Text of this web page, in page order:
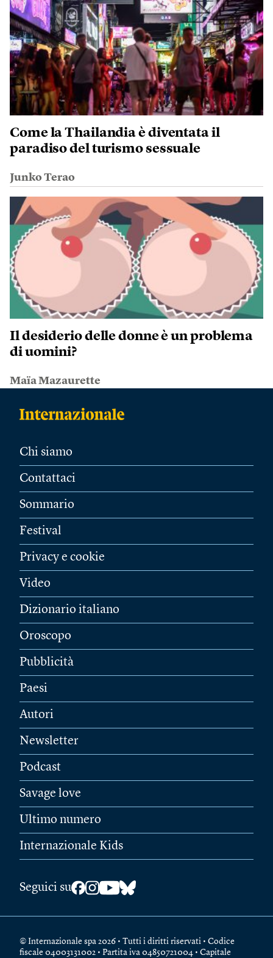
Come la Thailandia è diventata il
paradiso del turismo sessuale
Junko Terao
Il desiderio delle donne è un problema
di uomini?
Maïa Mazaurette
Chi siamo
Contattaci
Sommario
Festival
Privacy e cookie
Video
Dizionario italiano
Oroscopo
Pubblicità
Paesi
Autori
Newsletter
Podcast
Savage love
Ultimo numero
Internazionale Kids
Seguici su
© Internazionale spa 2026 • Tutti i diritti riservati • Codice
fiscale 04003131002 • Partita iva 04850721004 • Capitale